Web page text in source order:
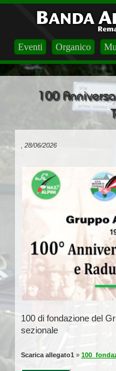
Eventi Organico
100
, 28/06/2026
100 di fondazione del
sezionale
Scarica allegato1 »